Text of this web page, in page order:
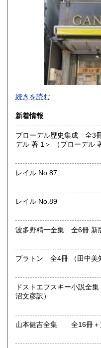
600
600
600
最寄駅：神保町駅
営業時間：11:00〜18:00
定休日：年中無休 ※年末
日本全国無料出張買取りお
まずは、フリーダイヤ
い。
総記、哲学宗教、歴史、社
語国文、外国文学、古典
続きを読む
新着情報
ブローデル歴史集成 全3
デル 著 1＞ （ブローデル 著 ; 浜名優美 監訳 ; 坂本佳子, 高塚
レイル No.87
レイル No.89
プラトン 全4冊
ドストエフスキー小説全集 全10冊 （ドス
沼文彦訳）